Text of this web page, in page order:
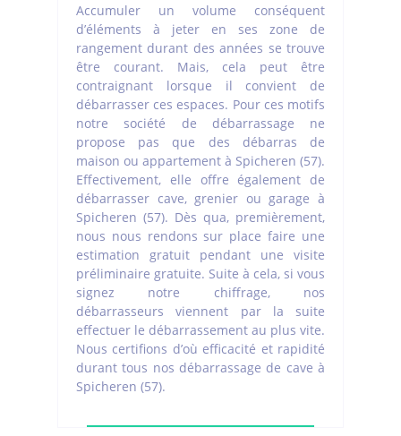
Accumuler un volume conséquent
d’éléments à jeter en ses zone de
rangement durant des années se trouve
être courant. Mais, cela peut être
contraignant lorsque il convient de
débarrasser ces espaces. Pour ces motifs
notre société de débarrassage ne
propose pas que des débarras de
maison ou appartement à Spicheren (57).
Effectivement, elle offre également de
débarrasser cave, grenier ou garage à
Spicheren (57). Dès qua, premièrement,
nous nous rendons sur place faire une
estimation gratuit pendant une visite
préliminaire gratuite. Suite à cela, si vous
signez notre chiffrage, nos
débarrasseurs viennent par la suite
effectuer le débarrassement au plus vite.
Nous certifions d’où efficacité et rapidité
durant tous nos débarrassage de cave à
Spicheren (57).